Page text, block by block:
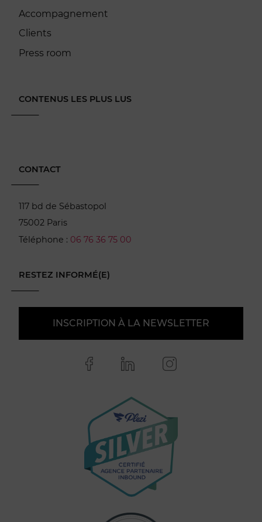
Accompagnement
Clients
Press room
CONTENUS LES PLUS LUS
CONTACT
117 bd de Sébastopol
75002 Paris
Téléphone : 06 76 36 75 00
RESTEZ INFORMÉ(E)
INSCRIPTION À LA NEWSLETTER